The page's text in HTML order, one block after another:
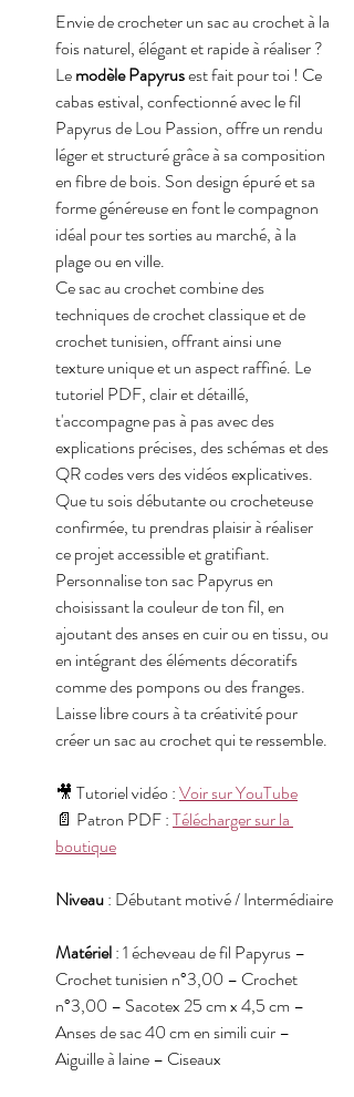
Envie de crocheter un sac au crochet à la
fois naturel, élégant et rapide à réaliser ?
Le modèle Papyrus est fait pour toi ! Ce
cabas estival, confectionné avec le fil
Papyrus de Lou Passion, offre un rendu
léger et structuré grâce à sa composition
en fibre de bois. Son design épuré et sa
forme généreuse en font le compagnon
idéal pour tes sorties au marché, à la
plage ou en ville.
Ce sac au crochet combine des
techniques de crochet classique et de
crochet tunisien, offrant ainsi une
texture unique et un aspect raffiné. Le
tutoriel PDF, clair et détaillé,
t'accompagne pas à pas avec des
explications précises, des schémas et des
QR codes vers des vidéos explicatives.
Que tu sois débutante ou crocheteuse
confirmée, tu prendras plaisir à réaliser
ce projet accessible et gratifiant.
Personnalise ton sac Papyrus en
choisissant la couleur de ton fil, en
ajoutant des anses en cuir ou en tissu, ou
en intégrant des éléments décoratifs
comme des pompons ou des franges.
Laisse libre cours à ta créativité pour
créer un sac au crochet qui te ressemble.
🎥 Tutoriel vidéo : Voir sur YouTube
📄 Patron PDF : Télécharger sur la
boutique
Niveau : Débutant motivé / Intermédiaire
Matériel : 1 écheveau de fil Papyrus –
Crochet tunisien n°3,00 – Crochet
n°3,00 – Sacotex 25 cm x 4,5 cm –
Anses de sac 40 cm en simili cuir –
Aiguille à laine – Ciseaux